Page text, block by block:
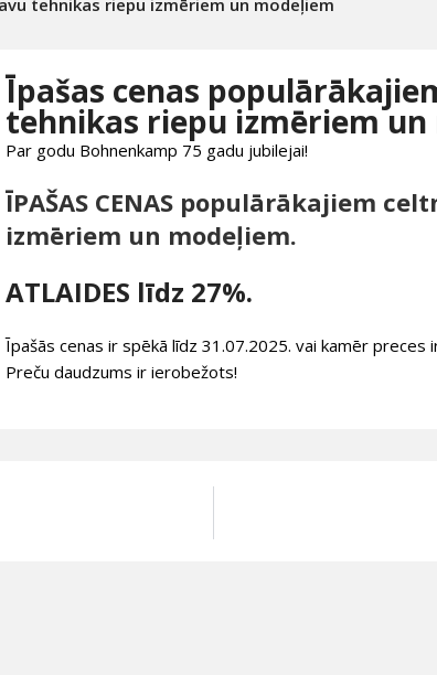
tehnikas riepu izmēriem un modeļiem
Īpašas cenas
tehnikas riepu izmēriem un
Par godu Bohnenkamp 75 gadu jubilejai!
ĪPAŠAS CENAS populārākajiem
izmēriem un modeļiem.
ATLAIDES līdz 27%.
Īpašās cenas ir spēkā līdz 31.07.2025. vai kamēr preces
Preču daudzums ir ierobežots!